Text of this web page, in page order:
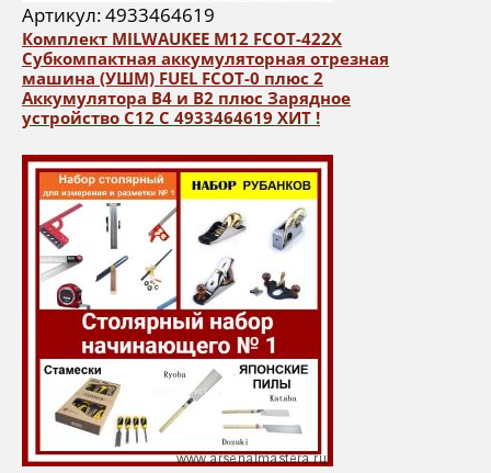
Артикул: 4933464619
Комплект MILWAUKEE M12 FCOT-422X
Субкомпактная аккумуляторная отрезная
машина (УШМ) FUEL FCOT-0 плюс 2
Аккумулятора B4 и B2 плюс Зарядное
устройство C12 C 4933464619 ХИТ !